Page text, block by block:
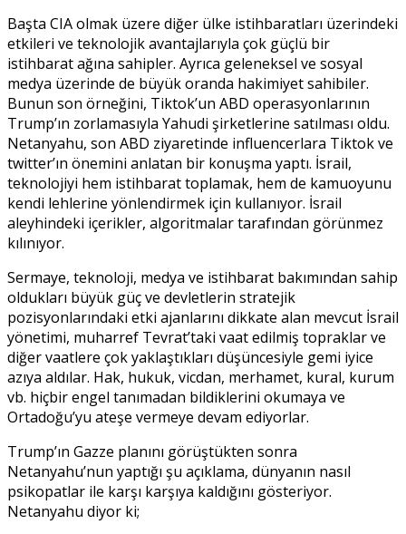
Başta CIA olmak üzere diğer ülke istihbaratları üzerindeki
etkileri ve teknolojik avantajlarıyla çok güçlü bir
istihbarat ağına sahipler. Ayrıca geleneksel ve sosyal
medya üzerinde de büyük oranda hakimiyet sahibiler.
Bunun son örneğini, Tiktok’un ABD operasyonlarının
Trump’ın zorlamasıyla Yahudi şirketlerine satılması oldu.
Netanyahu, son ABD ziyaretinde influencerlara Tiktok ve
twitter’ın önemini anlatan bir konuşma yaptı. İsrail,
teknolojiyi hem istihbarat toplamak, hem de kamuoyunu
kendi lehlerine yönlendirmek için kullanıyor. İsrail
aleyhindeki içerikler, algoritmalar tarafından görünmez
kılınıyor.
Sermaye, teknoloji, medya ve istihbarat bakımından sahip
oldukları büyük güç ve devletlerin stratejik
pozisyonlarındaki etki ajanlarını dikkate alan mevcut İsrail
yönetimi, muharref Tevrat’taki vaat edilmiş topraklar ve
diğer vaatlere çok yaklaştıkları düşüncesiyle gemi iyice
azıya aldılar. Hak, hukuk, vicdan, merhamet, kural, kurum
vb. hiçbir engel tanımadan bildiklerini okumaya ve
Ortadoğu’yu ateşe vermeye devam ediyorlar.
Trump’ın Gazze planını görüştükten sonra
Netanyahu’nun yaptığı şu açıklama, dünyanın nasıl
psikopatlar ile karşı karşıya kaldığını gösteriyor.
Netanyahu diyor ki;